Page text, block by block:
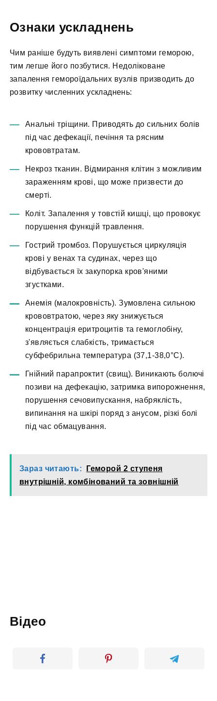
Ознаки ускладнень
Чим раніше будуть виявлені симптоми геморою,
тим легше його позбутися. Недоліковане
запалення гемороїдальних вузлів призводить до
розвитку численних ускладнень:
Анальні тріщини. Приводять до сильних болів
під час дефекації, печіння та рясним
крововтратам.
Некроз тканин. Відмирання клітин з можливим
зараженням крові, що може призвести до
смерті.
Коліт. Запалення у товстій кишці, що провокує
порушення функцій травлення.
Гострий тромбоз. Порушується циркуляція
крові у венах та судинах, через що
відбувається їх закупорка кров'яними
згустками.
Анемія (малокровність). Зумовлена сильною
крововтратою, через яку знижується
концентрація еритроцитів та гемоглобіну,
з'являється слабкість, тримається
субфебрильна температура (37,1-38,0°С).
Гнійний парапроктит (свищ). Виникають болючі
позиви на дефекацію, затримка випорожнення,
порушення сечовипускання, набряклість,
випинання на шкірі поряд з анусом, різкі болі
під час обмацування.
Зараз читають:
Геморой 2 ступеня
внутрішній, комбінований та зовнішній
Відео